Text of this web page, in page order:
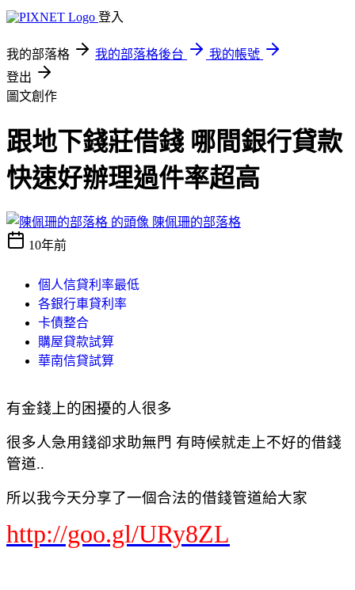
登入
我的部落格 我的部落格後台
我的帳號
登出
圖文創作
跟地下錢莊借錢 哪間銀行貸款
快速好辦理過件率超高
陳佩珊的部落格
10年前
個人信貸利率最低
各銀行車貸利率
卡債整合
購屋貸款試算
華南信貸試算
有金錢上的困擾的人很多
很多人急用錢卻求助無門 有時候就走上不好的借錢
管道..
所以我今天分享了一個合法的借錢管道給大家
http://goo.gl/URy8ZL